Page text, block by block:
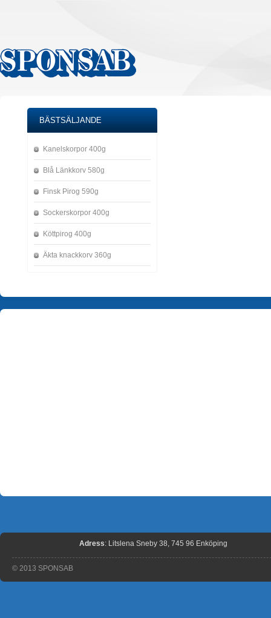
BÄSTSÄLJANDE
Kanelskorpor 400g
Blå Länkkorv 580g
Finsk Pirog 590g
Sockerskorpor 400g
Köttpirog 400g
Äkta knackkorv 360g
Adress: Litslena Sneby 38, 745 96 Enköping
© 2013 SPONSAB